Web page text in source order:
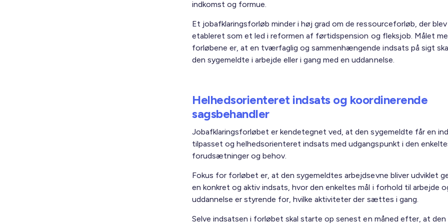
indkomst og formue.
Et jobafklaringsforløb minder i høj grad om de ressourceforløb, der blev
etableret som et led i reformen af førtidspension og fleksjob. Målet
forløbene er, at en tværfaglig og sammenhængende indsats på sigt
den sygemeldte i arbejde eller i gang med en uddannelse.
Helhedsorienteret indsats og koordinerende
sagsbehandler
Jobafklaringsforløbet er kendetegnet ved, at den sygemeldte får en
tilpasset og helhedsorienteret indsats med udgangspunkt i den
forudsætninger og behov.
Fokus for forløbet er, at den sygemeldtes arbejdsevne bliver udviklet
en konkret og aktiv indsats, hvor den enkeltes mål i forhold til arbejde
uddannelse er styrende for, hvilke aktiviteter der sættes i gang.
Selve indsatsen i forløbet skal starte op senest en måned efter, at den